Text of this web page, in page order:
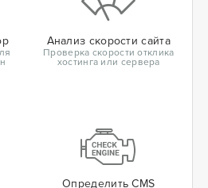
Анализ скорости сайта
Проверка скорости отклика
хостинга или сервера
Определить CMS